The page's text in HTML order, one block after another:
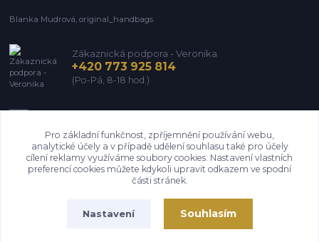
Blanka Mudrová, original_handbags
Zákaznická podpora - Veronika
+420 773 925 814
(Po-Pá, 8-18 hod.)
Pro základní funkčnost, zpříjemnění používání webu,
analytické účely a v případě udělení souhlasu také pro účely
cílení reklamy využíváme soubory cookies. Nastavení vlastních
preferencí cookies můžete kdykoli upravit odkazem ve spodní
části stránek.
Nastavení Souhlasím